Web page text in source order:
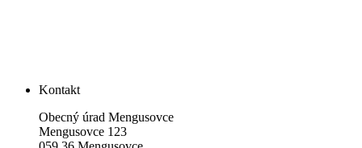
Kontakt
Obecný úrad Mengusovce
Mengusovce 123